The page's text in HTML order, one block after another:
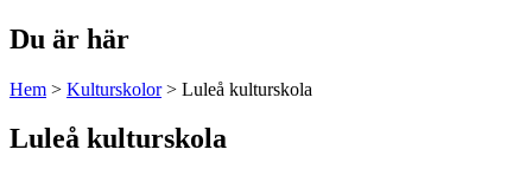
Du är här
Hem > Kulturskolor> Luleå kulturskola
Luleå kulturskola